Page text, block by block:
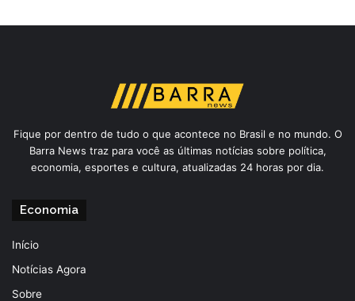
Fique por dentro de tudo o que acontece no Brasil e no mundo. O
Barra News traz para você as últimas notícias sobre política,
economia, esportes e cultura, atualizadas 24 horas por dia.
Economia
Início
Notícias Agora
Sobre